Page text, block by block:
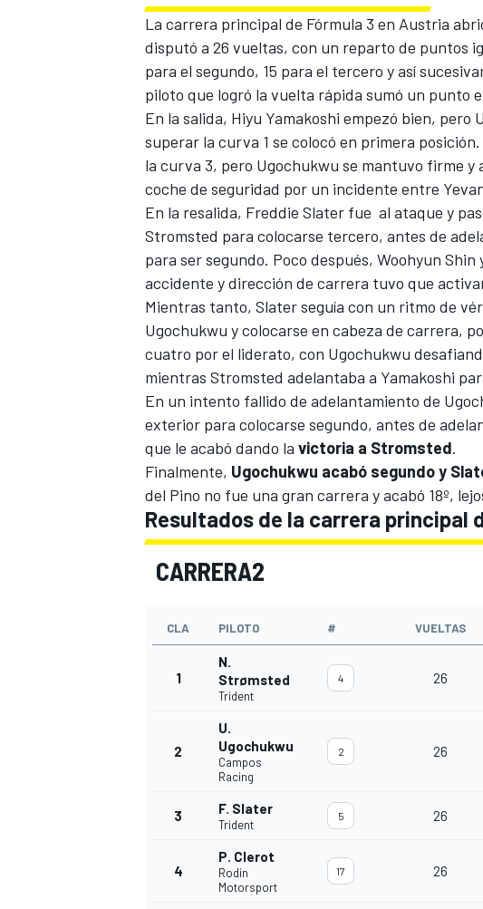
MÁS CATEGORÍAS
La carrera principal de Fórmula 3 en Austria
disputó a 26 vueltas, con un reparto de puntos
para el segundo, 15 para el tercero y así
piloto que logró la vuelta rápida sumó un punto
En la salida, Hiyu Yamakoshi empezó bien, pero
superar la curva 1 se colocó en primera
la curva 3, pero Ugochukwu se mantuvo firme
coche de seguridad por un incidente entre
En la resalida, Freddie Slater fue al ataque y
Stromsted para colocarse tercero, antes de
para ser segundo. Poco después, Woohyun
accidente y dirección de carrera tuvo que
Mientras tanto, Slater seguía con un ritmo de
Ugochukwu y colocarse en cabeza de carrera,
cuatro por el liderato, con Ugochukwu
mientras Stromsted adelantaba a Yamakoshi
En un intento fallido de adelantamiento de
exterior para colocarse segundo, antes de
que le acabó dando la victoria a Stromsted.
Finalmente, Ugochukwu acabó segundo y
del Pino no fue una gran carrera y acabó 18º,
Resultados de la carrera principal
CARRERA2
CLA PILOTO # VUELTAS
1
N.
Strømsted
Trident
4 26
2
U.
Ugochukwu
Campos
Racing
2 26
3 F. Slater
Trident
5 26
4
P. Clerot
Rodin
Motorsport
17 26